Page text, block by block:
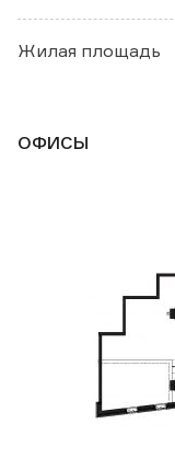
Жилая площадь
ОФИСЫ